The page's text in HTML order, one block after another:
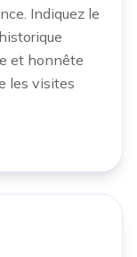
Indiquez le
et honnête
les visites